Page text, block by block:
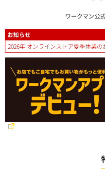
ワークマン公
お知らせ
2026年 オンラインストア夏季休業の